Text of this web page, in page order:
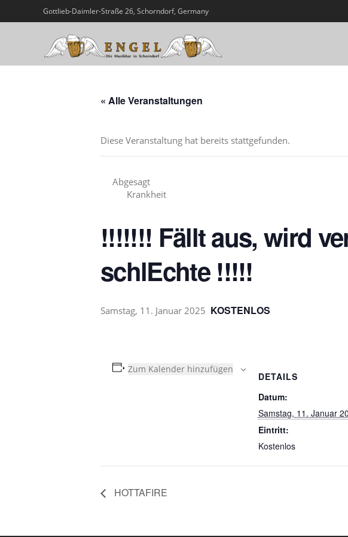
Gottlieb-Daimler-Straße 26, Schorndorf, Germany
« Alle Veranstaltungen
Diese Veranstaltung hat bereits stattgefunden.
Abgesagt
Krankheit
!!!!!!! Fällt aus, wird
schlEchte !!!!!
Samstag, 11. Januar 2025 KOSTENLOS
Zum Kalender hinzufügen
DETAILS
Datum:
Samstag, 11. Januar
Eintritt:
Kostenlos
HOTTAFIRE